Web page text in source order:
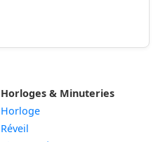
Horloges & Minuteries
Horloge
Réveil